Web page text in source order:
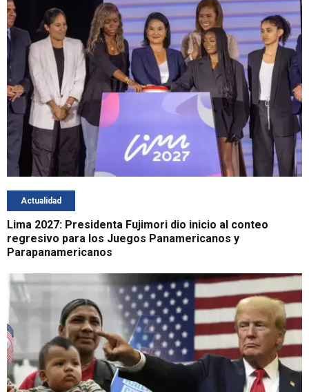
Actualidad
Lima 2027: Presidenta Fujimori dio inicio al conteo
regresivo para los Juegos Panamericanos y
Parapanamericanos